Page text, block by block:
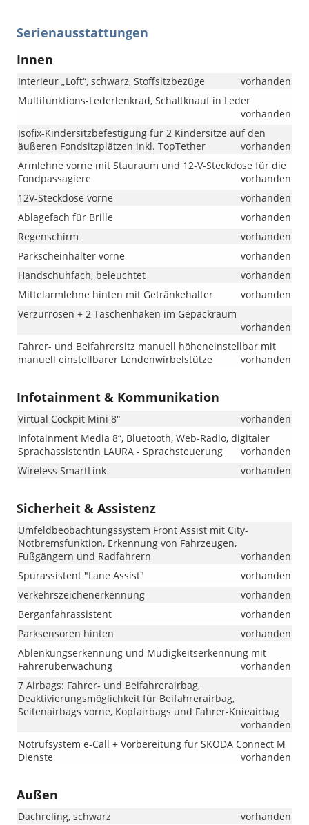
Serienausstattungen
Innen
Interieur „Loft“, schwarz, Stoffsitzbezüge
vorhanden
Multifunktions-Lederlenkrad, Schaltknauf in Leder
vorhanden
Isofix-Kindersitzbefestigung für 2 Kindersitze auf den
äußeren Fondsitzplätzen inkl. TopTether
vorhanden
Armlehne vorne mit Stauraum und 12-V-Steckdose für die
Fondpassagiere
vorhanden
12V-Steckdose vorne
vorhanden
Ablagefach für Brille
vorhanden
Regenschirm
vorhanden
Parkscheinhalter vorne
vorhanden
Handschuhfach, beleuchtet
vorhanden
Mittelarmlehne hinten mit Getränkehalter
vorhanden
Verzurrösen + 2 Taschenhaken im Gepäckraum
vorhanden
Fahrer- und Beifahrersitz manuell höheneinstellbar mit
manuell einstellbarer Lendenwirbelstütze
vorhanden
Infotainment & Kommunikation
Virtual Cockpit Mini 8"
vorhanden
Infotainment Media 8“, Bluetooth, Web-Radio, digitaler
Sprachassistentin LAURA - Sprachsteuerung
vorhanden
Wireless SmartLink
vorhanden
Sicherheit & Assistenz
Umfeldbeobachtungssystem Front Assist mit City-
Notbremsfunktion, Erkennung von Fahrzeugen,
Fußgängern und Radfahrern
vorhanden
Spurassistent "Lane Assist"
vorhanden
Verkehrszeichenerkennung
vorhanden
Berganfahrassistent
vorhanden
Parksensoren hinten
vorhanden
Ablenkungserkennung und Müdigkeitserkennung mit
Fahrerüberwachung
vorhanden
7 Airbags: Fahrer- und Beifahrerairbag,
Deaktivierungsmöglichkeit für Beifahrerairbag,
Seitenairbags vorne, Kopfairbags und Fahrer-Knieairbag
vorhanden
Notrufsystem e-Call + Vorbereitung für SKODA Connect M
Dienste
vorhanden
Außen
Dachreling, schwarz
vorhanden